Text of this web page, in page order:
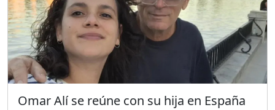
Omar Alí se reúne con su hija en España